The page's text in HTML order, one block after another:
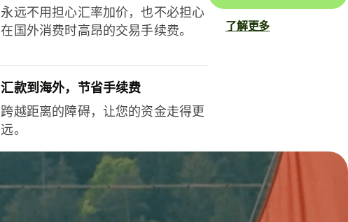
永远不用担心汇率加价，也不必担心
在国外消费时高昂的交易手续费。
汇款到海外，节省手续费
跨越距离的障碍，让您的资金走得更
远。
了解更多